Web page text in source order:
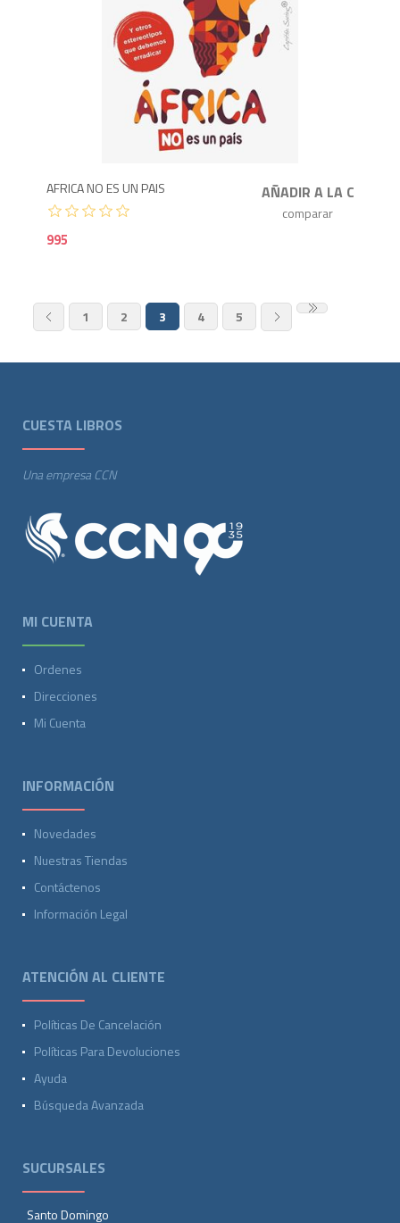
AFRICA NO ES UN PAIS
995
1 2 3 4 5
CUESTA LIBROS
Una empresa CCN
MI CUENTA
Ordenes
Direcciones
Mi Cuenta
INFORMACIÓN
Novedades
Nuestras Tiendas
Contáctenos
Información Legal
ATENCIÓN AL CLIENTE
Políticas De Cancelación
Políticas Para Devoluciones
Ayuda
Búsqueda Avanzada
SUCURSALES
Santo Domingo